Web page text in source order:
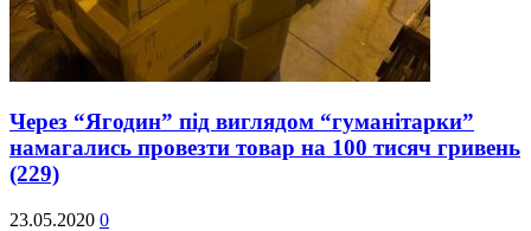
Через “Ягодин” під виглядом “гуманітарки”
намагались провезти товар на 100 тисяч гривень
(229)
23.05.2020 0